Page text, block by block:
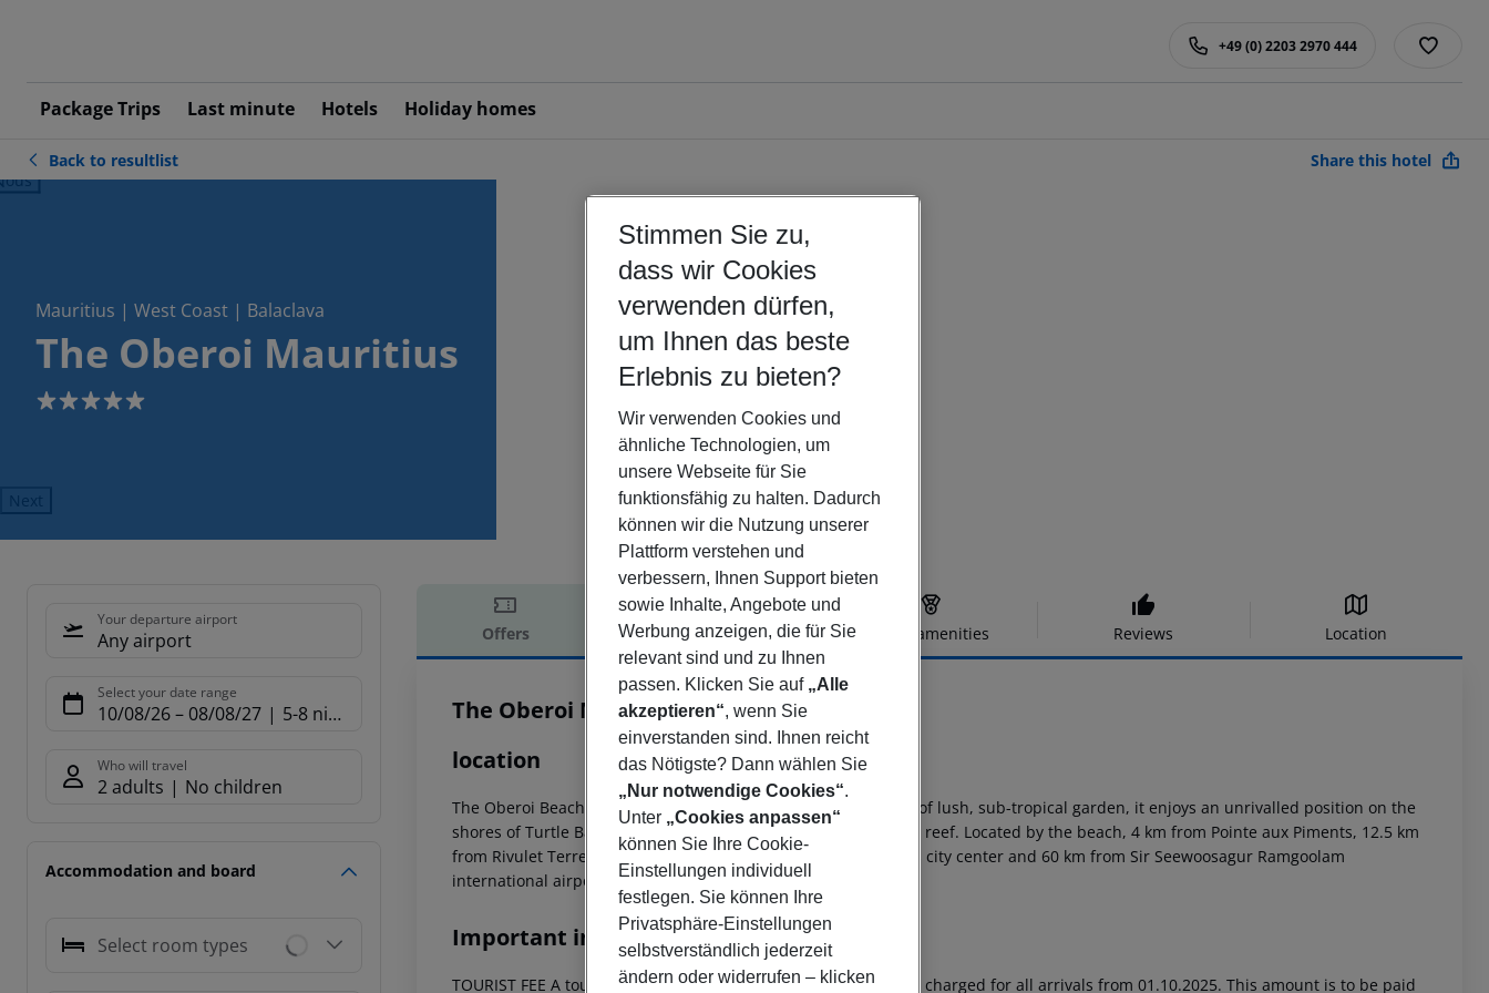
Package Trips Last minute Hotels Holiday homes
+49 (0) 2203 2970 444
Back to resultlist Share this hotel
Mauritius | West Coast | Balaclava
The Oberoi Mauritius
5
Next
Your departure airport
Any airport
Select your date range
10/08/26– 08/08/27 5-8 nights
Who will travel
2 adults No children
Accommodation and board
Select room types
Offers Offer description Hotel amenities Reviews Location
Offer description
The Oberoi Mauritius
5
location
The Oberoi Beach Resort Mauritius embraced by twenty acres of lush, sub-tropical garden, it enjoys an unrivalled position on the
shores of Turtle Bay; a natural marine park with a vibrant coral reef. Located by the beach, 4 km from Pointe aux Piments, 12.5 km
from Rivulet Terre Rouge bird sanctuary, 13 km from Port Louis city center and 60 km from Sir Seewoosagur Ramgoolam
international airport.
Important info
TOURIST FEE A tourist fee of EUR 3 per person per night will be charged for all arrivals from 01.10.2025. This amount is to be paid
Stimmen Sie zu,
dass wir Cookies
verwenden dürfen,
um Ihnen das beste
Erlebnis zu bieten?
Wir verwenden Cookies und
ähnliche Technologien, um
unsere Webseite für Sie
funktionsfähig zu halten. Dadurch
können wir die Nutzung unserer
Plattform verstehen und
verbessern, Ihnen Support bieten
sowie Inhalte, Angebote und
Werbung anzeigen, die für Sie
relevant sind und zu Ihnen
passen. Klicken Sie auf „Alle
akzeptieren“, wenn Sie
einverstanden sind. Ihnen reicht
das Nötigste? Dann wählen Sie
„Nur notwendige Cookies“.
Unter „Cookies anpassen“
können Sie Ihre Cookie-
Einstellungen individuell
festlegen. Sie können Ihre
Privatsphäre-Einstellungen
selbstverständlich jederzeit
ändern oder widerrufen – klicken